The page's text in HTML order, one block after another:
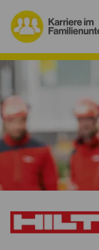
Warum
Jobs
Magazin
Initiative